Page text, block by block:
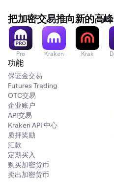
运作模式
Kraken 通过两个具有共同货币的
针对单个原生订单簿进行交易
执行
两笔交易在引擎内同时执行
引擎内单笔交易
价差
两个流动性订单簿的组合点差，通
把加密交易推向新的高峰
Pro Kraken Krak
功能
保证金交易
Futures Trading
OTC交易
企业账户
API交易
Kraken API 中心
质押奖励
汇款
定期买入
购买加密货币
卖出加密货币